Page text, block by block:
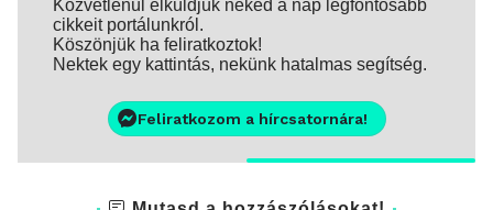
Közvetlenül elküldjük neked a nap legfontosabb
cikkeit portálunkról.
Köszönjük ha feliratkoztok!
Nektek egy kattintás, nekünk hatalmas segítség.
Feliratkozom a hírcsatornára!